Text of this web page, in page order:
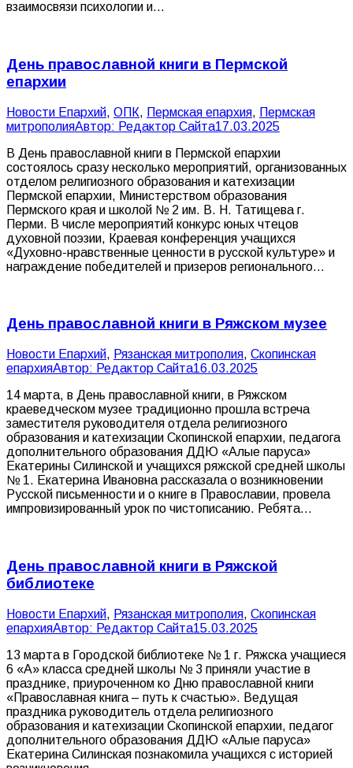
взаимосвязи психологии и…
День православной книги в Пермской
епархии
Новости Епархий, ОПК, Пермская епархия, Пермская
митрополияАвтор: Редактор Сайта17.03.2025
В День православной книги в Пермской епархии
состоялось сразу несколько мероприятий, организованных
отделом религиозного образования и катехизации
Пермской епархии, Министерством образования
Пермского края и школой № 2 им. В. Н. Татищева г.
Перми. В числе мероприятий конкурс юных чтецов
духовной поэзии, Краевая конференция учащихся
«Духовно-нравственные ценности в русской культуре» и
награждение победителей и призеров регионального…
День православной книги в Ряжском музее
Новости Епархий, Рязанская митрополия, Скопинская
епархияАвтор: Редактор Сайта16.03.2025
14 марта, в День православной книги, в Ряжском
краеведческом музее традиционно прошла встреча
заместителя руководителя отдела религиозного
образования и катехизации Скопинской епархии, педагога
дополнительного образования ДДЮ «Алые паруса»
Екатерины Силинской и учащихся ряжской средней школы
№ 1. Екатерина Ивановна рассказала о возникновении
Русской письменности и о книге в Православии, провела
импровизированный урок по чистописанию. Ребята…
День православной книги в Ряжской
библиотеке
Новости Епархий, Рязанская митрополия, Скопинская
епархияАвтор: Редактор Сайта15.03.2025
13 марта в Городской библиотеке № 1 г. Ряжска учащиеся
6 «А» класса средней школы № 3 приняли участие в
празднике, приуроченном ко Дню православной книги
«Православная книга – путь к счастью». Ведущая
праздника руководитель отдела религиозного
образования и катехизации Скопинской епархии, педагог
дополнительного образования ДДЮ «Алые паруса»
Екатерина Силинская познакомила учащихся с историей